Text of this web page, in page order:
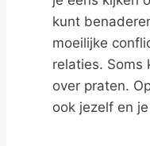
kunt
moeilijke
relaties. Soms
over praten.
ook jezelf en